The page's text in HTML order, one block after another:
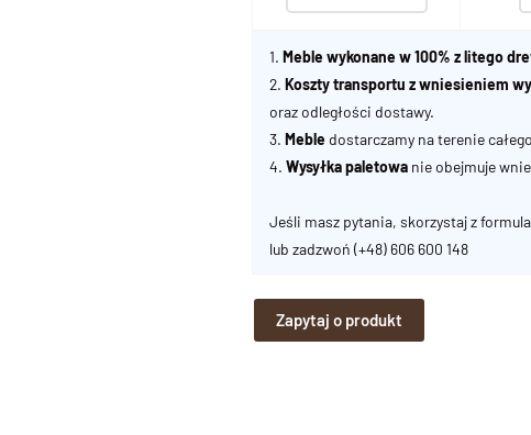
1.Meble wykonane w 100% z litego
2.Koszty transportu z wniesieniem
oraz odległości dostawy.
3.Meble dostarczamy na terenie
4.Wysyłka paletowa nie obejmuje
Jeśli masz pytania, skorzystaj z
lub zadzwoń(+48) 606 600 148
Zapytaj o produkt